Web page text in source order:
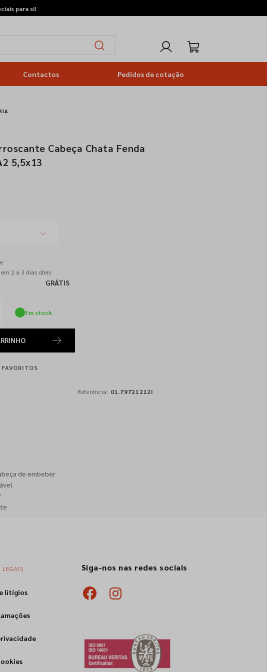
para si!
Contactos Pedidos de cotação
Cabeça Chata Fenda
5,5x13
2 a 3 dias úteis
GRÁTIS
Em stock
Referência: 01.79721212I
de embeber
LEGAIS
litígios
Siga-nos nas redes sociais